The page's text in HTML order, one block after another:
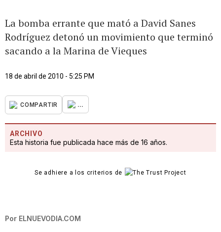
La bomba errante que mató a David Sanes
Rodríguez detonó un movimiento que terminó
sacando a la Marina de Vieques
18 de abril de 2010 - 5:25 PM
COMPARTIR ...
ARCHIVO
Esta historia fue publicada hace más de 16 años.
Se adhiere a los criterios de
Por ELNUEVODIA.COM